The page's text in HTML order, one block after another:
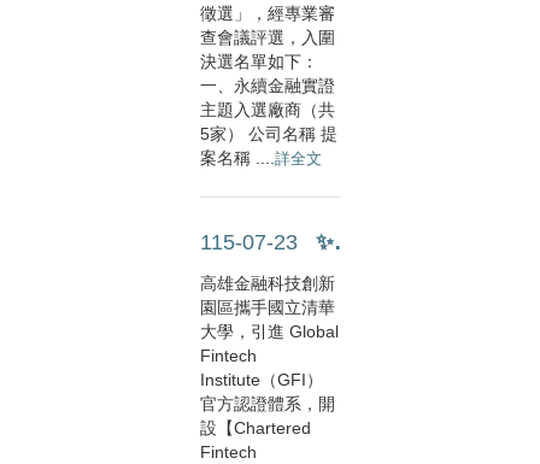
徵選」，經專業審
查會議評選，入圍
決選名單如下：
一、永續金融實證
主題入選廠商（共
5家） 公司名稱 提
案名稱 .... 詳全文
115-07-23 ✨【報名延長至8/14！】✨C....
高雄金融科技創新
園區攜手國立清華
大學，引進 Global
Fintech
Institute（GFI）
官方認證體系，開
設【Chartered
Fintech